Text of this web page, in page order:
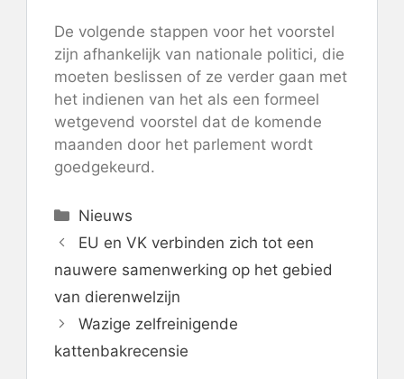
De volgende stappen voor het voorstel
zijn afhankelijk van nationale politici, die
moeten beslissen of ze verder gaan met
het indienen van het als een formeel
wetgevend voorstel dat de komende
maanden door het parlement wordt
goedgekeurd.
Categorieën
Nieuws
EU en VK verbinden zich tot een
nauwere samenwerking op het gebied
van dierenwelzijn
Wazige zelfreinigende
kattenbakrecensie